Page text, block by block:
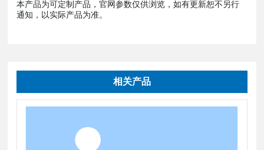
本产品为可定制产品，官网参数仅供浏览，如有更新恕不另行
通知，以实际产品为准。
相关产品